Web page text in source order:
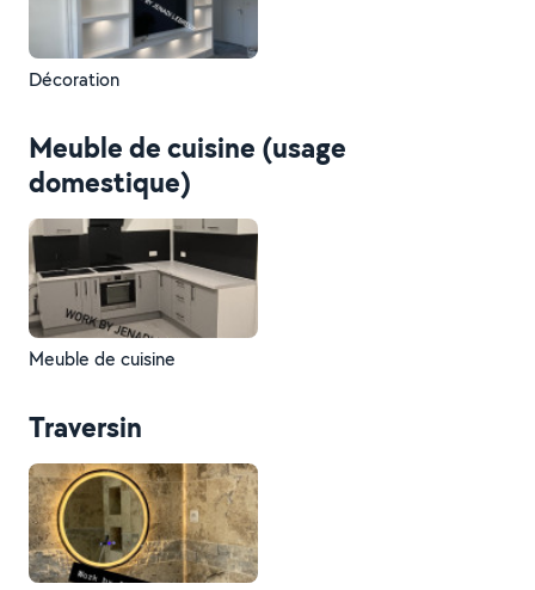
Décoration
Meuble de cuisine (usage
domestique)
Meuble de cuisine
Traversin